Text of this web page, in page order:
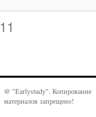
11
@ "Earlystudy". Копирование
материалов запрещено!